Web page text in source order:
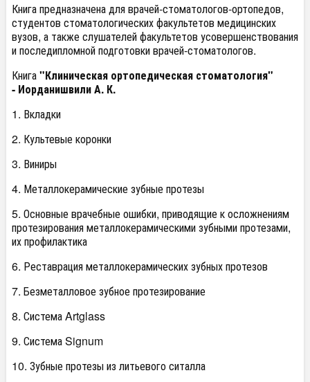
Книга предназначена для врачей-стоматологов-ортопедов,
студентов стоматологических факультетов медицинских
вузов, а также слушателей факультетов усовершенствования
и последипломной подготовки врачей-стоматологов.
Книга"Клиническая ортопедическая стоматология"
- Иорданишвили А. К.
1. Вкладки
2. Культевые коронки
3. Виниры
4. Металлокерамические зубные протезы
5. Основные врачебные ошибки, приводящие к осложнениям
протезирования металлокерамическими зубными протезами,
их профилактика
6. Реставрация металлокерамических зубных протезов
7. Безметалловое зубное протезирование
8. Система Artglass
9. Система Signum
10. Зубные протезы из литьевого ситалла